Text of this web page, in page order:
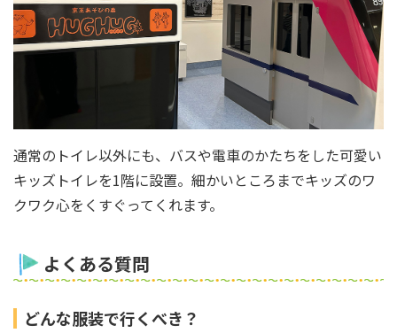
通常のトイレ以外にも、バスや電車のかたちをした可愛い
キッズトイレを1階に設置。細かいところまでキッズのワ
クワク心をくすぐってくれます。
よくある質問
どんな服装で行くべき？